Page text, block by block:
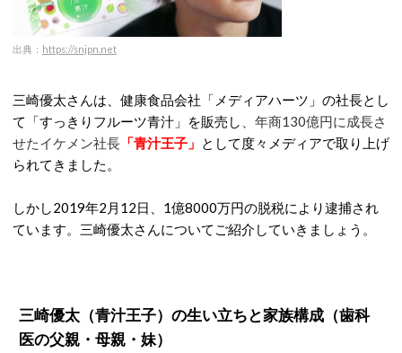
出典： https://snjpn.net
三崎優太さんは、健康食品会社「メディアハーツ」の社長とし
て「すっきりフルーツ青汁」を販売し
年商130億円に成長さ
せたイケメン社長 「青汁王子」 として度々メディアで取り上げ
られてきました。
しかし2019年2月12日、1億8000万円の脱税により逮捕され
ています。三崎優太さんについてご紹介していきましょう。
三崎優太（青汁王子）の生い立ちと家族構成（歯科
医の父親・母親・妹）